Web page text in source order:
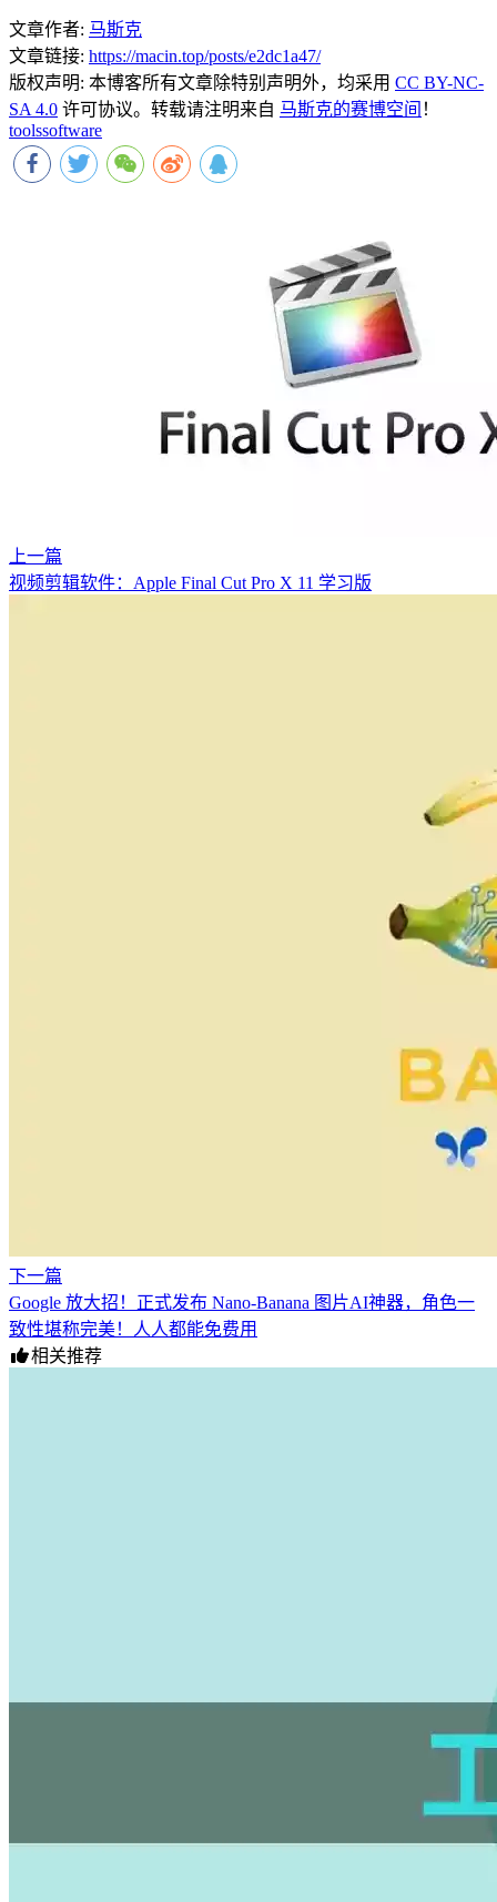
文章作者: 马斯克
文章链接: https://macin.top/posts/e2dc1a47/
版权声明: 本博客所有文章除特别声明外，均采用 CC BY-NC-
SA 4.0 许可协议。转载请注明来自 马斯克的赛博空间 ！
toolssoftware
上一篇
视频剪辑软件：Apple Final Cut Pro X 11 学习版
下一篇
Google 放大招！正式发布 Nano-Banana 图片AI神器，角色一
致性堪称完美！人人都能免费用
相关推荐